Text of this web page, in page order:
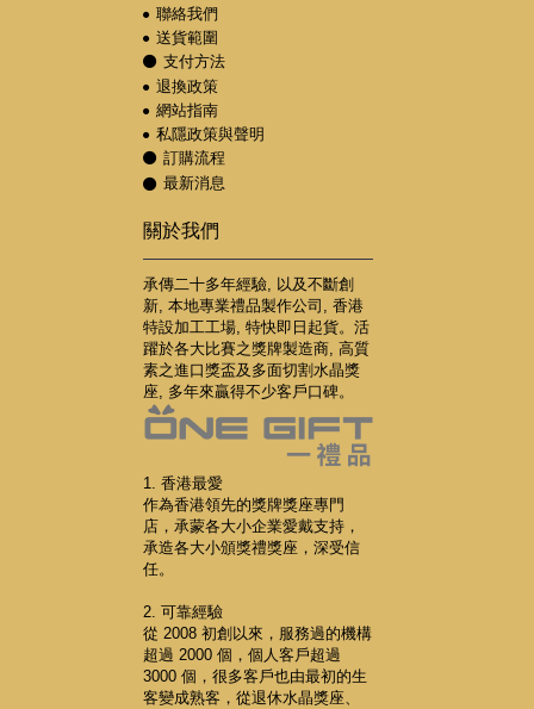
聯絡我們
送貨範圍
支付方法
退換政策
網站指南
私隱政策與聲明
訂購流程
最新消息
關於我們
承傳二十多年經驗, 以及不斷創
新, 本地專業禮品製作公司, 香港
特設加工工場, 特快即日起貨。活
躍於各大比賽之獎牌製造商, 高質
素之進口獎盃及多面切割水晶獎
座, 多年來贏得不少客戶口碑。
1. 香港最愛
作為香港領先的獎牌獎座專門
店，承蒙各大小企業愛戴支持，
承造各大小頒獎禮獎座，深受信
任。
2. 可靠經驗
從 2008 初創以來，服務過的機構
超過 2000 個，個人客戶超過
3000 個，很多客戶也由最初的生
客變成熟客，從退休水晶獎座、